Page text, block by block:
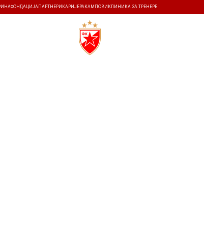
ФОНДАЦИЈА ПАРТНЕРИ КАРИЈЕРА КАМПОВИ КЛИНИКА ЗА ТРЕНЕРЕ